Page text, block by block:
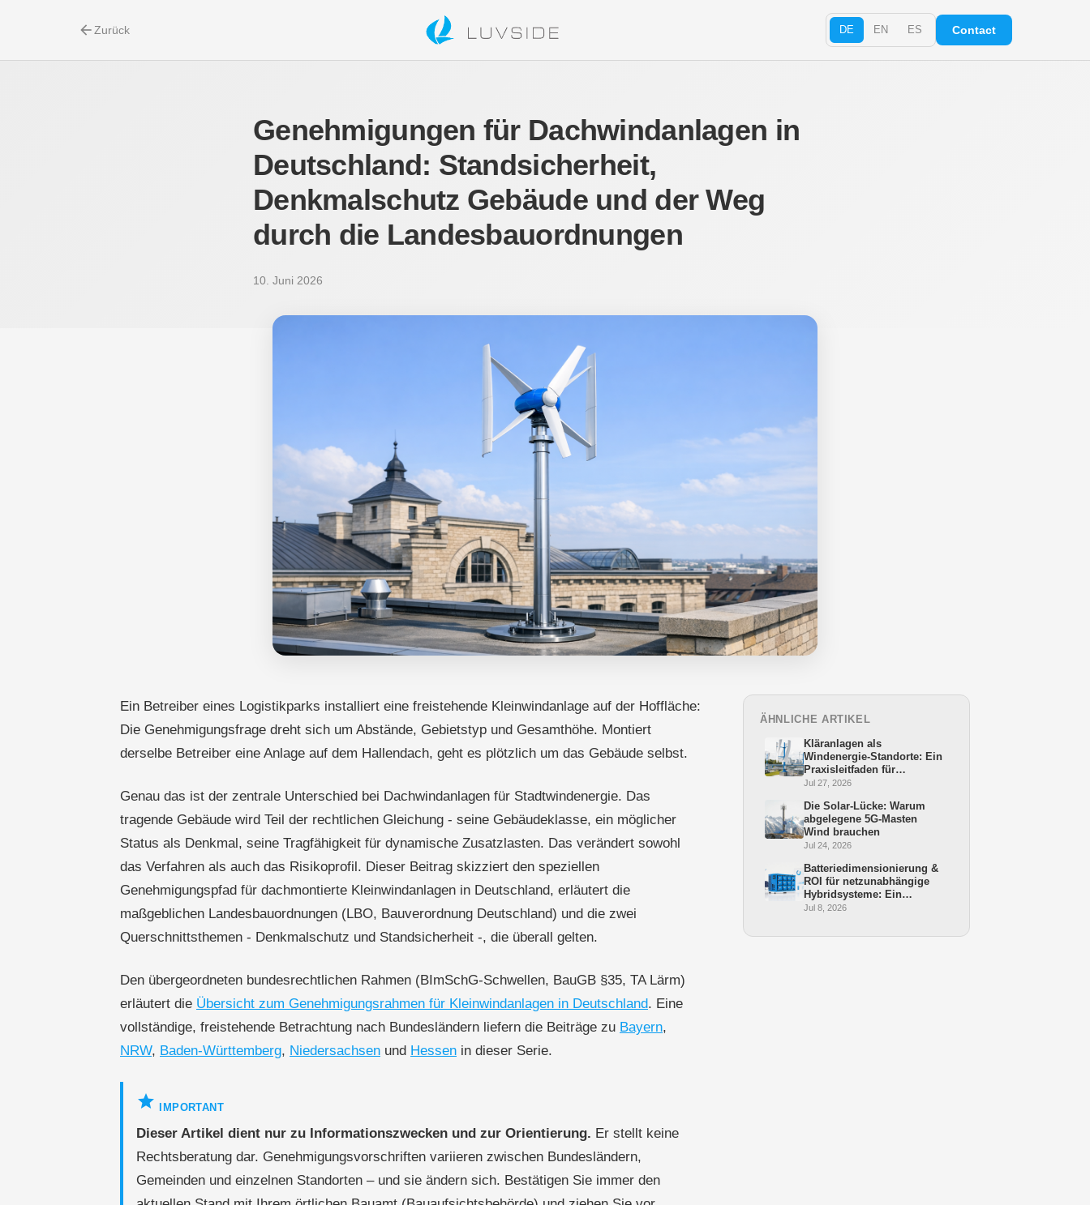
arrow_back Zurück DE EN ES Contact
Genehmigungen für Dachwindanlagen in
Deutschland: Standsicherheit,
Denkmalschutz Gebäude und der Weg
durch die Landesbauordnungen
10. Juni 2026
Ein Betreiber eines Logistikparks installiert eine freistehende Kleinwindanlage auf der Hoffläche:
Die Genehmigungsfrage dreht sich um Abstände, Gebietstyp und Gesamthöhe. Montiert
derselbe Betreiber eine Anlage auf dem Hallendach, geht es plötzlich um das Gebäude selbst.
Genau das ist der zentrale Unterschied bei Dachwindanlagen für Stadtwindenergie. Das
tragende Gebäude wird Teil der rechtlichen Gleichung - seine Gebäudeklasse, ein möglicher
Status als Denkmal, seine Tragfähigkeit für dynamische Zusatzlasten. Das verändert sowohl
das Verfahren als auch das Risikoprofil. Dieser Beitrag skizziert den speziellen
Genehmigungspfad für dachmontierte Kleinwindanlagen in Deutschland, erläutert die
maßgeblichen Landesbauordnungen (LBO, Bauverordnung Deutschland) und die zwei
Querschnittsthemen - Denkmalschutz und Standsicherheit -, die überall gelten.
Den übergeordneten bundesrechtlichen Rahmen (BImSchG-Schwellen, BauGB §35, TA Lärm)
erläutert die Übersicht zum Genehmigungsrahmen für Kleinwindanlagen in Deutschland. Eine
vollständige, freistehende Betrachtung nach Bundesländern liefern die Beiträge zu Bayern,
NRW, Baden-Württemberg, Niedersachsen und Hessen in dieser Serie.
star IMPORTANT
Dieser Artikel dient nur zu Informationszwecken und zur Orientierung. Er stellt keine
Rechtsberatung dar. Genehmigungsvorschriften variieren zwischen Bundesländern,
Gemeinden und einzelnen Standorten – und sie ändern sich. Bestätigen Sie immer den
ÄHNLICHE ARTIKEL
Kläranlagen als
Windenergie-Standorte: Ein
Praxisleitfaden für
Bürgermeister und
Jul 27, 2026
Die Solar-Lücke: Warum
abgelegene 5G-Masten
Wind brauchen
Jul 24, 2026
Batteriedimensionierung &
ROI für netzunabhängige
Hybridsysteme: Ein
Praxisleitfaden
Jul 8, 2026